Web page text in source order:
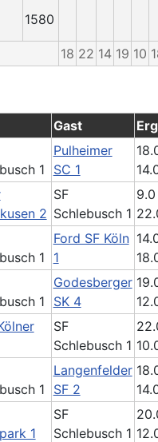
1580
18 22 14 19 10
Gast
1
Pulheimer
SC 1
2
SF
Schlebusch 1
9.0
1
Ford SF Köln
1
1
Godesberger
SK 4
SF
Schlebusch 1
1
Langenfelder
SF 2
1
SF
Schlebusch 1